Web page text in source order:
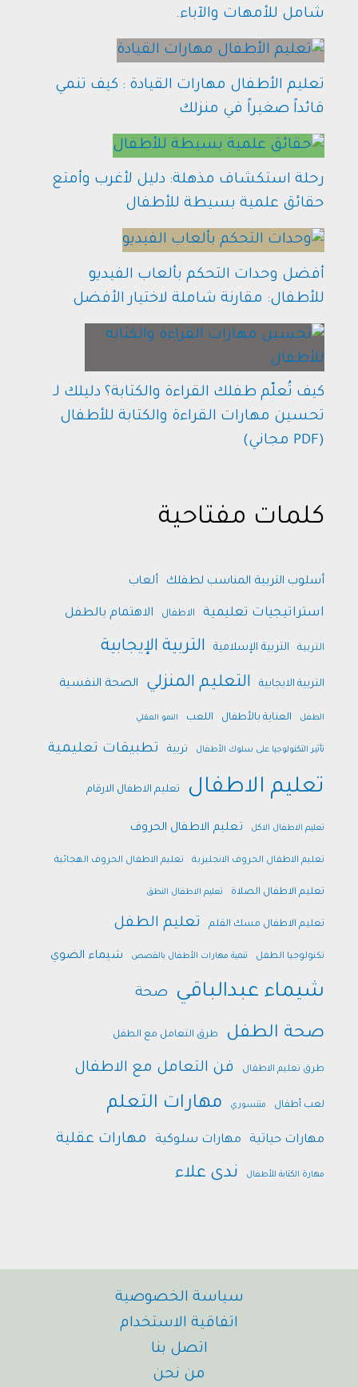
شامل للأمهات والآباء.
تعليم الأطفال مهارات القيادة : كيف تنمي
قائداً صغيراً في منزلك
رحلة استكشاف مذهلة: دليل لأغرب وأمتع
حقائق علمية بسيطة للأطفال
أفضل وحدات التحكم بألعاب الفيديو
للأطفال: مقارنة شاملة لاختيار الأفضل
كيف تُعلّم طفلك القراءة والكتابة؟ دليلك لـ
تحسين مهارات القراءة والكتابة للأطفال
(PDF مجاني)
كلمات مفتاحية
أسلوب التربية المناسب لطفلك ألعاب
استراتيجيات تعليمية الاطفال الاهتمام بالطفل
التربية التربية الإسلامية التربية الإيجابية
التربية الايجابية التعليم المنزلي الصحة النفسية
الطفل العناية بالأطفال اللعب النمو العقلي
تأثير التكنولوجيا على سلوك الأطفال تربية تطبيقات تعليمية
تعليم الاطفال تعليم الاطفال الارقام
تعليم الاطفال الاكل تعليم الاطفال الحروف
تعليم الاطفال الحروف الانجليزية تعليم الاطفال الحروف الهجائية
تعليم الاطفال الصلاة تعليم الاطفال النطق
تعليم الاطفال مسك القلم تعليم الطفل
تكنولوجيا الطفل تنمية مهارات الأطفال بالقصص شيماء الضوي
شيماء عبدالباقي صحة
صحة الطفل طرق التعامل مع الطفل
طرق تعليم الاطفال فن التعامل مع الاطفال
لعب أطفال منتسوري مهارات التعلم
مهارات حياتية مهارات سلوكية مهارات عقلية
مهارة الكتابة للأطفال ندى علاء
سياسة الخصوصية
اتفاقية الاستخدام
اتصل بنا
من نحن